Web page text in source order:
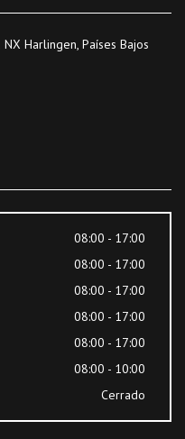
Harlingen, Países Bajos
08:00 - 17:00
08:00 - 17:00
08:00 - 17:00
08:00 - 17:00
08:00 - 17:00
08:00 - 10:00
Cerrado